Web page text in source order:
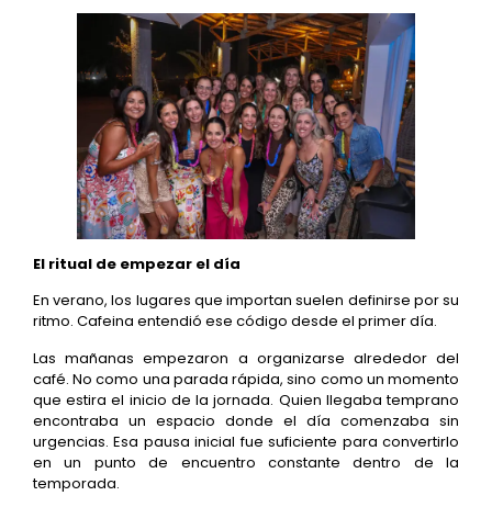
El ritual de empezar el día
En verano, los lugares que importan suelen definirse por su
ritmo. Cafeina entendió ese código desde el primer día.
Las mañanas empezaron a organizarse alrededor del
café. No como una parada rápida, sino como un momento
que estira el inicio de la jornada. Quien llegaba temprano
encontraba un espacio donde el día comenzaba sin
urgencias. Esa pausa inicial fue suficiente para convertirlo
en un punto de encuentro constante dentro de la
temporada.